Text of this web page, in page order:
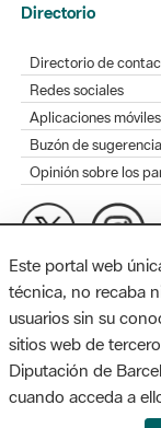
Directorio
Directorio de
Redes sociales
Aplicaciones móviles
Buzón de
Opinión sobre los
MAPA WEB
Diputación de
08005 Barcelona.
Este portal web
técnica, no recaba
usuarios sin su
sitios web de
Diputación de
cuando acceda a